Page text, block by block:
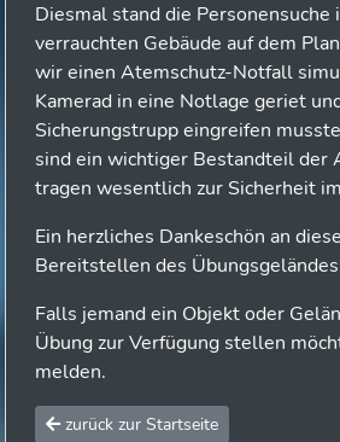
Diesmal stand die Personensuche
verrauchten Gebäude auf dem
wir einen Atemschutz-Notfall
Kamerad in eine Notlage geriet
Sicherungstrupp eingreifen
sind ein wichtiger Bestandteil der
tragen wesentlich zur Sicherheit
Ein herzliches Dankeschön an
Bereitstellen des
Falls jemand ein Objekt oder
Übung zur Verfügung stellen
melden.
zurück zur Startseite